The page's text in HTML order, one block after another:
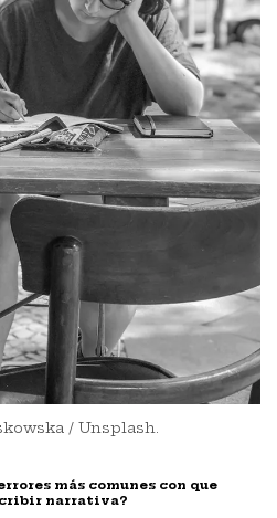
/ Unsplash.
más comunes con que
narrativa?